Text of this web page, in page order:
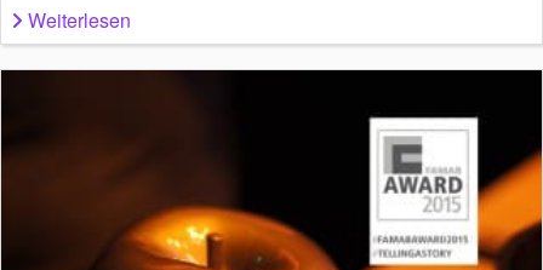
Weiterlesen